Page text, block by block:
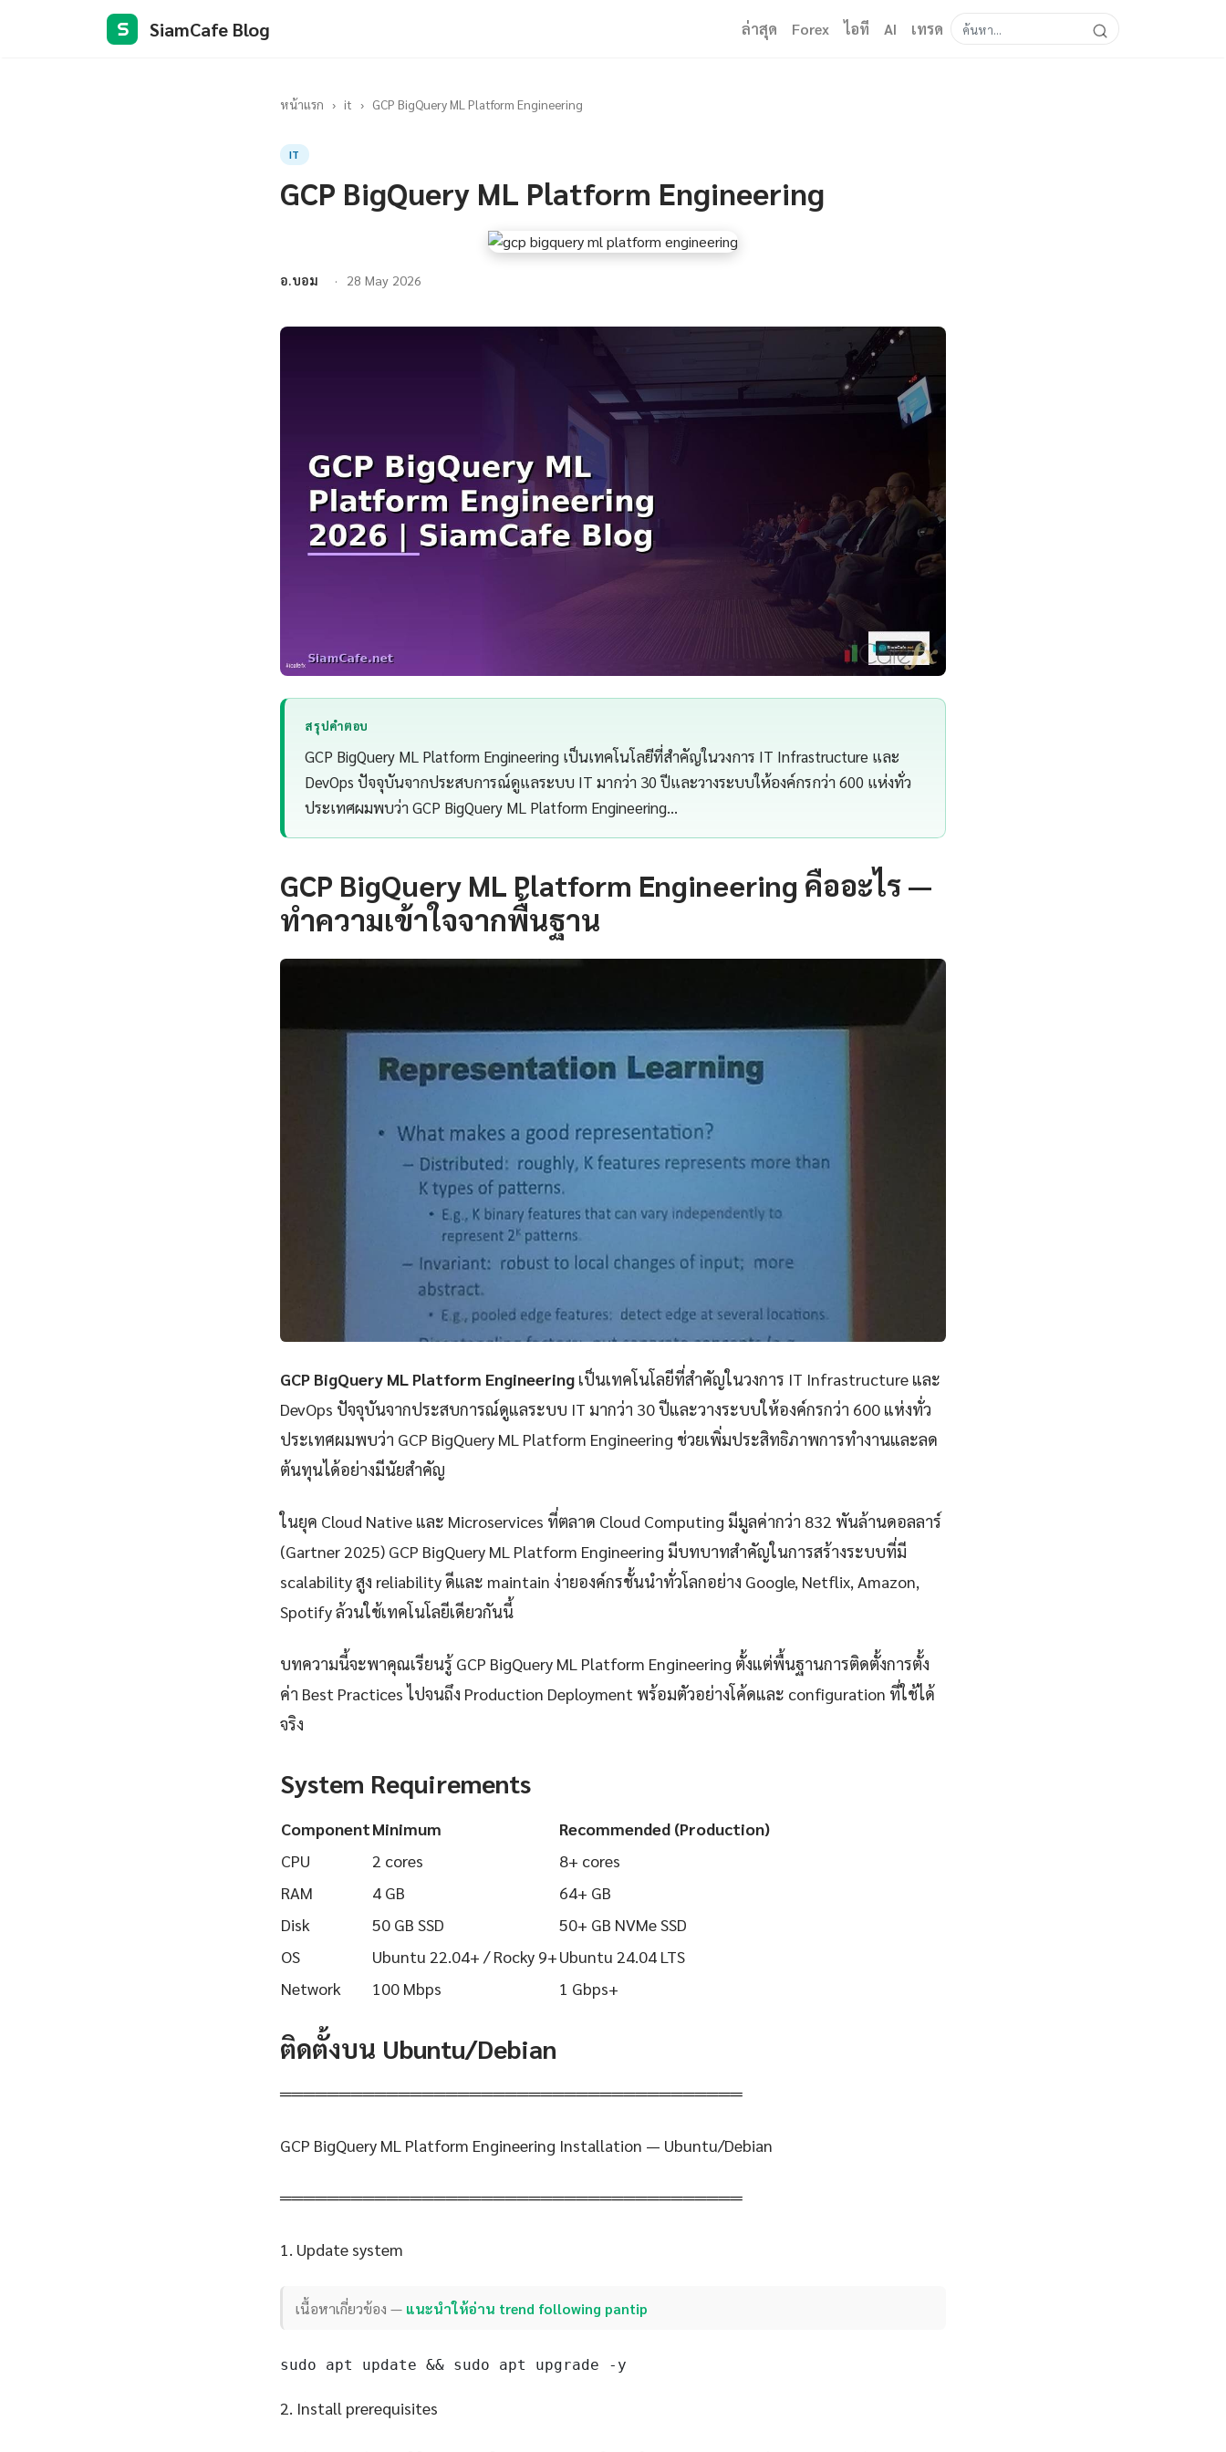
S SiamCafe Blog ล่าสุด Forex ไอที AI เทรด
หน้าแรก › it › GCP BigQuery ML Platform Engineering
IT
GCP BigQuery ML Platform Engineering
อ.บอม 28 May 2026
สรุปคำตอบ
GCP BigQuery ML Platform Engineering เป็นเทคโนโลยีที่สำคัญในวงการ IT Infrastructure และ
DevOps ปัจจุบันจากประสบการณ์ดูแลระบบ IT มากว่า 30 ปีและวางระบบให้องค์กรกว่า 600 แห่งทั่ว
ประเทศผมพบว่า GCP BigQuery ML Platform Engineering…
GCP BigQuery ML Platform Engineering คืออะไร —
ทำความเข้าใจจากพื้นฐาน
GCP BigQuery ML Platform Engineering เป็นเทคโนโลยีที่สำคัญในวงการ IT Infrastructure และ
DevOps ปัจจุบันจากประสบการณ์ดูแลระบบ IT มากว่า 30 ปีและวางระบบให้องค์กรกว่า 600 แห่งทั่ว
ประเทศผมพบว่า GCP BigQuery ML Platform Engineering ช่วยเพิ่มประสิทธิภาพการทำงานและลด
ต้นทุนได้อย่างมีนัยสำคัญ
ในยุค Cloud Native และ Microservices ที่ตลาด Cloud Computing มีมูลค่ากว่า 832 พันล้านดอลลาร์
(Gartner 2025) GCP BigQuery ML Platform Engineering มีบทบาทสำคัญในการสร้างระบบที่มี
scalability สูง reliability ดีและ maintain ง่ายองค์กรชั้นนำทั่วโลกอย่าง Google, Netflix, Amazon,
Spotify ล้วนใช้เทคโนโลยีเดียวกันนี้
บทความนี้จะพาคุณเรียนรู้ GCP BigQuery ML Platform Engineering ตั้งแต่พื้นฐานการติดตั้งการตั้ง
ค่า Best Practices ไปจนถึง Production Deployment พร้อมตัวอย่างโค้ดและ configuration ที่ใช้ได้
จริง
System Requirements
ComponentMinimum
Recommended (Production)
CPU
2 cores
8+ cores
RAM
4 GB
64+ GB
Disk
50 GB SSD
50+ GB NVMe SSD
OS
Ubuntu 22.04+ / Rocky 9+Ubuntu 24.04 LTS
Network
100 Mbps 1 Gbps+
ติดตั้งบน Ubuntu/Debian
═══════════════════════════════════════
GCP BigQuery ML Platform Engineering Installation — Ubuntu/Debian
═══════════════════════════════════════
1. Update system
เนื้อหาเกี่ยวข้อง — แนะนำให้อ่าน trend following pantip
sudo apt update && sudo apt upgrade -y
2. Install prerequisites